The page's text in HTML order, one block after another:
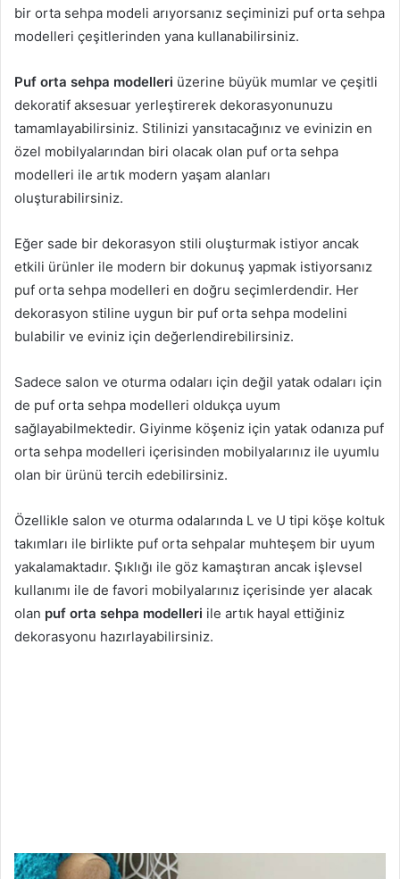
bir orta sehpa modeli arıyorsanız seçiminizi puf orta sehpa
modelleri çeşitlerinden yana kullanabilirsiniz.
Puf orta sehpa modelleri üzerine büyük mumlar ve çeşitli
dekoratif aksesuar yerleştirerek dekorasyonunuzu
tamamlayabilirsiniz. Stilinizi yansıtacağınız ve evinizin en
özel mobilyalarından biri olacak olan puf orta sehpa
modelleri ile artık modern yaşam alanları
oluşturabilirsiniz.
Eğer sade bir dekorasyon stili oluşturmak istiyor ancak
etkili ürünler ile modern bir dokunuş yapmak istiyorsanız
puf orta sehpa modelleri en doğru seçimlerdendir. Her
dekorasyon stiline uygun bir puf orta sehpa modelini
bulabilir ve eviniz için değerlendirebilirsiniz.
Sadece salon ve oturma odaları için değil yatak odaları için
de puf orta sehpa modelleri oldukça uyum
sağlayabilmektedir. Giyinme köşeniz için yatak odanıza puf
orta sehpa modelleri içerisinden mobilyalarınız ile uyumlu
olan bir ürünü tercih edebilirsiniz.
Özellikle salon ve oturma odalarında L ve U tipi köşe koltuk
takımları ile birlikte puf orta sehpalar muhteşem bir uyum
yakalamaktadır. Şıklığı ile göz kamaştıran ancak işlevsel
kullanımı ile de favori mobilyalarınız içerisinde yer alacak
olan puf orta sehpa modelleri ile artık hayal ettiğiniz
dekorasyonu hazırlayabilirsiniz.